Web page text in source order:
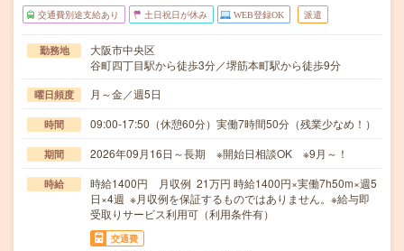
交通費別途支給あり 土日祝日が休み WEB登録OK 派遣
勤務地
大阪市中央区
谷町四丁目駅から徒歩3分／堺筋本町駅から徒歩9分
曜日頻度 月～金／週5日
時間 09:00-17:50（休憩60分）実働7時間50分（残業少なめ！）
期間 2026年09月16日～長期 ※開始日相談OK ※9月～！
時給
時給1400円 月収例 21万円 時給1400円×実働7h50m×週5
日×4週 ※月収例を保証するものではありません。※給与即
受取りサービス利用可（利用条件有）
交通費